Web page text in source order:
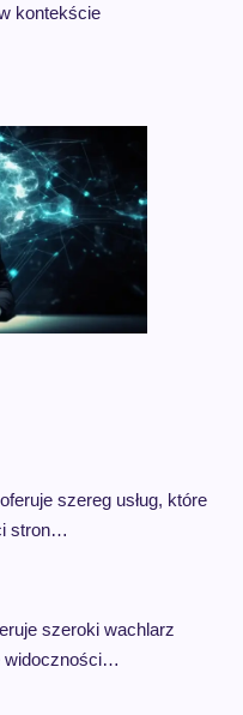
kontekście
szereg usług, które
stron…
szeroki wachlarz
widoczności…